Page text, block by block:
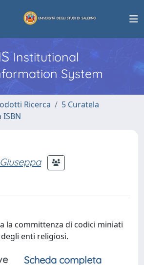
Institutional
System
Ricerca
5 Curatela
ISBN
la committenza di codici miniati
enti religiosi.
Scheda completa